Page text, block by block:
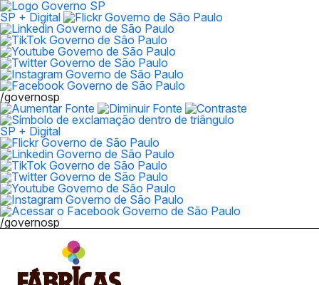
SP + Digital
/governosp
SP + Digital
/governosp